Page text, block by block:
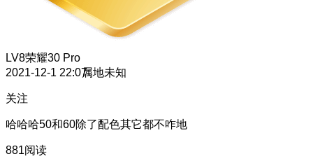
LV8荣耀30 Pro
2021-12-1 22:07属地未知
关注
哈哈哈50和60除了配色其它都不咋地
881阅读